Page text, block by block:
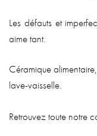
Les défauts et
aime tant.
Céramique
lave-vaisselle.
Retrouvez toute notre